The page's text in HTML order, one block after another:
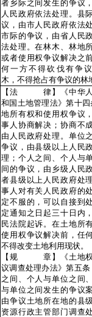
者乡际之间发生的争议
人民政府依法处理。县
议，由市人民政府依法
市际的争议，由省人民
法处理。在林木、林地
或者使用权争议解决之
何一方不得砍伐有争
木，不得抢占有争议的林
【法 律】《中华人
和国土地管理法》第十
地所有权和使用权争议
事人协商解决；协商不
由人民政府处理。单位
争议，由县级以上人民
理；个人之间、个人与
间的争议，由乡级人民
者县级以上人民政府处
事人对有关人民政府的
定不服的，可以自接到
定通知之日起三十日内
民法院起诉。在土地所
使用权争议解决前，任
不得改变土地利用现状。
【规 章】《土地权
议调查处理办法》第五
之间、个人与单位之间
与单位之间发生的争议
由争议土地所在地的县
资源行政主管部门调查